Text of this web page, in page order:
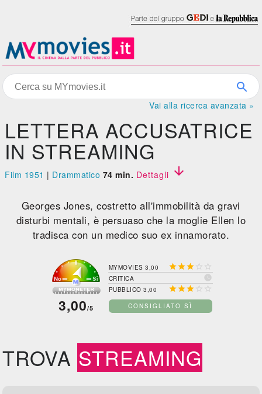
Vai alla ricerca avanzata »
LETTERA ACCUSATRICE
IN STREAMING
Film 1951 | Drammatico 74 min. Dettagli 
Georges Jones, costretto all'immobilità da gravi
disturbi mentali, è persuaso che la moglie Ellen lo
tradisca con un medico suo ex innamorato.
3,00/5
MYMOVIES 3,00   
CRITICA 
PUBBLICO 3,00   
CONSIGLIATO SÌ
TROVA STREAMING